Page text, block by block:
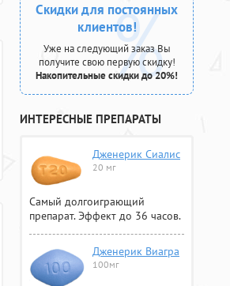
Скидки для постоянных
клиентов!
Уже на следующий заказ Вы
получите свою первую скидку!
Накопительные скидки до 20%!
ИНТЕРЕСНЫЕ ПРЕПАРАТЫ
Дженерик Сиалис
20 мг
Самый долгоиграющий
препарат. Эффект до 36 часов.
Дженерик Виагра
100мг